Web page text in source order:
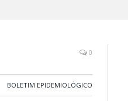
0
BOLETIM EPIDEMIOLÓGICO